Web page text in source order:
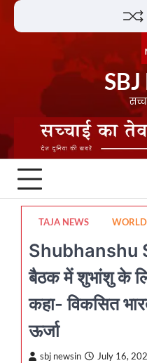
Skip
TAJA NEWS
Shubhanshu
बैठक में शुभांशु के
कहा- विकसित
ऊर्जा
sbj newsin July 16,